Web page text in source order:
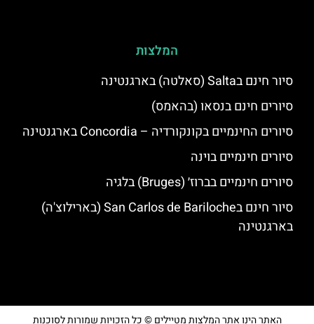
המלצות
סיור חינם בSalta (סאלטה) בארגנטינה
סיורים חינם בנסאו (בהאמס)
סיורים החינמיים בקונקורדיה – Concordia בארגנטינה
סיורים חינמיים בוינה
סיורים חינמיים בברוז׳ (Bruges) בלגיה
סיור חינם בSan Carlos de Bariloche (בארילוצ'ה)
בארגנטינה
האתר הינו אתר המלצות מטיילים © כל הזכויות שמורות לסוכנות